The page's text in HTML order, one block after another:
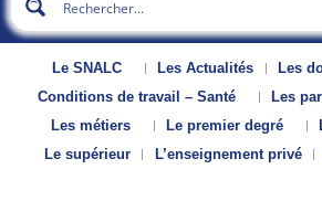
Le SNALC Les Actualités
Les
Conditions de travail – Santé
Les
Les métiers
Le premier degré
Le supérieur
L’enseignement privé